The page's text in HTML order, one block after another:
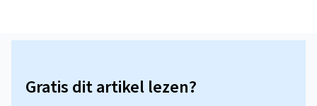
Gratis dit artikel lezen?